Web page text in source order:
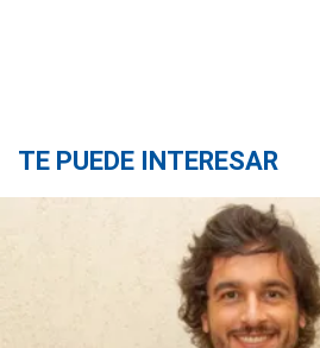
TE PUEDE INTERESAR